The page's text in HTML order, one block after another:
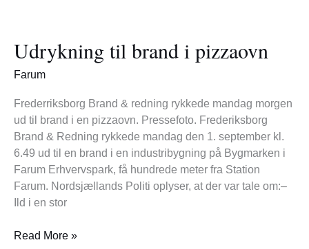
Udrykning til brand i pizzaovn
Farum
Frederriksborg Brand & redning rykkede mandag morgen
ud til brand i en pizzaovn. Pressefoto. Frederiksborg
Brand & Redning rykkede mandag den 1. september kl.
6.49 ud til en brand i en industribygning på Bygmarken i
Farum Erhvervspark, få hundrede meter fra Station
Farum. Nordsjællands Politi oplyser, at der var tale om:–
Ild i en stor
brand
pizzaovn
Read More »